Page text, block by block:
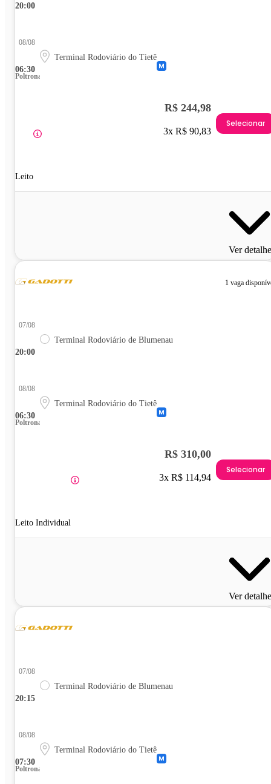
20:00
06:30
08/08
Terminal Rodoviário do Tietê
Poltrona
Leito
R$ 244,98
3x R$ 90,83
Selecionar
Ver
1 vaga
20:00
07/08
Terminal Rodoviário de Blumenau
06:30
08/08
Terminal Rodoviário do Tietê
Poltrona
Leito Individual
R$ 310,00
3x R$ 114,94
Selecionar
Ver
20:15
07/08
Terminal Rodoviário de Blumenau
07:30
08/08
Terminal Rodoviário do Tietê
Poltrona